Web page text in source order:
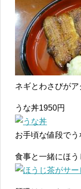
ネギとわさびが
うな丼1950円
お手頃な値段で
食事と一緒にほ